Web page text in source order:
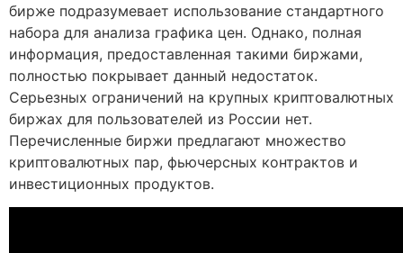
бирже подразумевает использование стандартного
набора для анализа графика цен. Однако, полная
информация, предоставленная такими биржами,
полностью покрывает данный недостаток.
Серьезных ограничений на крупных криптовалютных
биржах для пользователей из России нет.
Перечисленные биржи предлагают множество
криптовалютных пар, фьючерсных контрактов и
инвестиционных продуктов.